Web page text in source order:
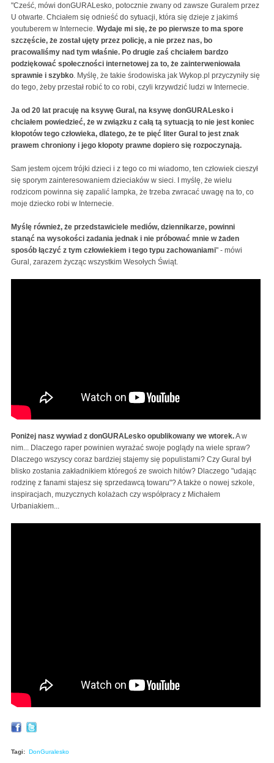
"Cześć, mówi donGURALesko, potocznie zwany od zawsze Guralem przez
U otwarte. Chciałem się odnieść do sytuacji, która się dzieje z jakimś
youtuberem w Internecie. Wydaje mi się, że po pierwsze to ma spore
szczęście, że został ujęty przez policję, a nie przez nas, bo
pracowaliśmy nad tym właśnie. Po drugie zaś chciałem bardzo
podziękować społeczności internetowej za to, że zainterweniowała
sprawnie i szybko . Myślę, że takie środowiska jak Wykop.pl przyczyniły się
do tego, żeby przestał robić to co robi, czyli krzywdzić ludzi w Internecie.
Ja od 20 lat pracuję na ksywę Gural, na ksywę donGURALesko i
chciałem powiedzieć, że w związku z całą tą sytuacją to nie jest koniec
kłopotów tego człowieka, dlatego, że te pięć liter Gural to jest znak
prawem chroniony i jego kłopoty prawne dopiero się rozpoczynają.
Sam jestem ojcem trójki dzieci i z tego co mi wiadomo, ten człowiek cieszył
się sporym zainteresowaniem dzieciaków w sieci. I myślę, że wielu
rodzicom powinna się zapalić lampka, że trzeba zwracać uwagę na to, co
moje dziecko robi w Internecie.
Myślę również, że przedstawiciele mediów, dziennikarze, powinni
stanąć na wysokości zadania jednak i nie próbować mnie w żaden
sposób łączyć z tym człowiekiem i tego typu zachowaniami" - mówi
Gural, zarazem życząc wszystkim Wesołych Świąt.
Poniżej nasz wywiad z donGURALesko opublikowany we wtorek.A w
nim... Dlaczego raper powinien wyrażać swoje poglądy na wiele spraw?
Dlaczego wszyscy coraz bardziej stajemy się populistami? Czy Gural był
blisko zostania zakładnikiem któregoś ze swoich hitów? Dlaczego "udając
rodzinę z fanami stajesz się sprzedawcą towaru"? A także o nowej szkole,
inspiracjach, muzycznych kolażach czy współpracy z Michałem
Urbaniakiem...
Tagi: DonGuralesko